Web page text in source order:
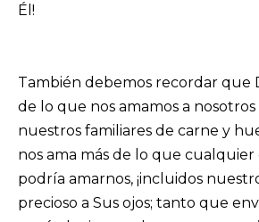
Él!
También debemos recordar que
de lo que nos amamos a nosotros
nuestros familiares de carne y
nos ama más de lo que cualquier
podría amarnos, ¡incluidos
precioso a Sus ojos; tanto que